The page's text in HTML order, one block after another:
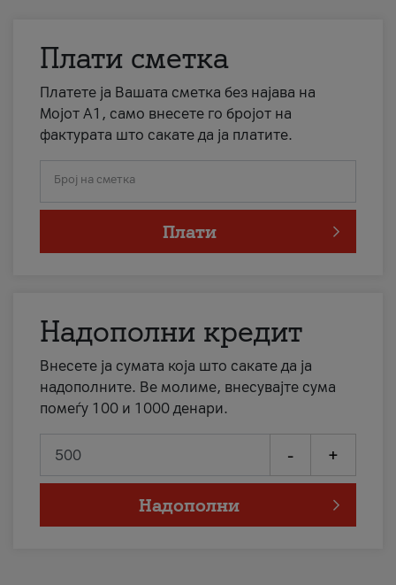
Плати сметка
Платете ја Вашата сметка без најава на
Мојот А1, само внесете го бројот на
фактурата што сакате да ја платите.
Број на сметка
Плати
Надополни кредит
Внесете ја сумата која што сакате да ја
надополните. Ве молиме, внесувајте сума
помеѓу 100 и 1000 денари.
- +
Надополни